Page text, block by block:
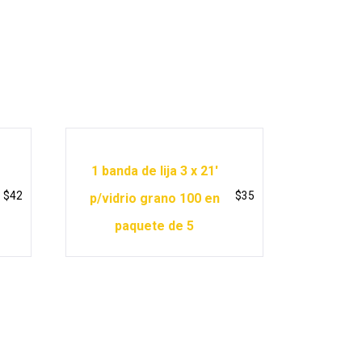
$42
1 banda de lija 3 x 21′
p/vidrio grano 100 en
paquete de 5
$35